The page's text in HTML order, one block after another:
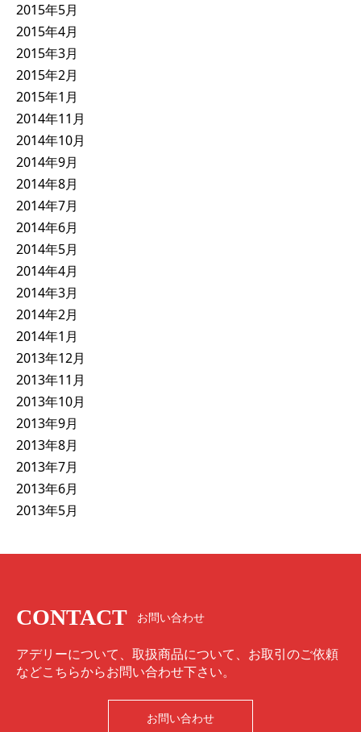
2015年5月
2015年4月
2015年3月
2015年2月
2015年1月
2014年11月
2014年10月
2014年9月
2014年8月
2014年7月
2014年6月
2014年5月
2014年4月
2014年3月
2014年2月
2014年1月
2013年12月
2013年11月
2013年10月
2013年9月
2013年8月
2013年7月
2013年6月
2013年5月
CONTACT お問い合わせ
アデリーについて、取扱商品について、お取引のご依頼
などこちらからお問い合わせ下さい。
お問い合わせ